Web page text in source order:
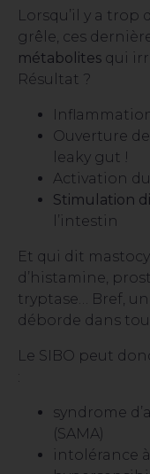
Lorsqu’il y a trop
grêle, ces
métabolites qui
Résultat ?
Ouverture
leaky gut !
Activation
Stimulation
l’intestin
Et qui dit
d’histamine,
tryptase… Bref,
déborde dans
Le SIBO peut
:
syndrome
(SAMA)
intolérance